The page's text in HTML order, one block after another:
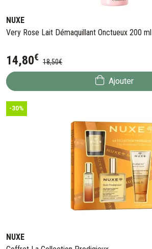
NUXE
Very Rose Lait Démaquillant Onctueux 200 ml
14,80€ 18,50€
Ajouter
-30%
NUXE